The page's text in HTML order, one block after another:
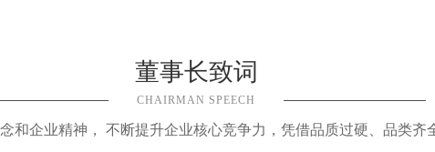
董事长致词
CHAIRMAN SPEECH
和企业精神， 不断提升企业核心竞争力，凭借品质过硬、品类